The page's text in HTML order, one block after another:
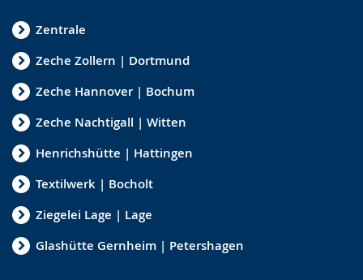
Zentrale
Zeche Zollern | Dortmund
Zeche Hannover | Bochum
Zeche Nachtigall | Witten
Henrichshütte | Hattingen
Textilwerk | Bocholt
Ziegelei Lage | Lage
Glashütte Gernheim | Petershagen